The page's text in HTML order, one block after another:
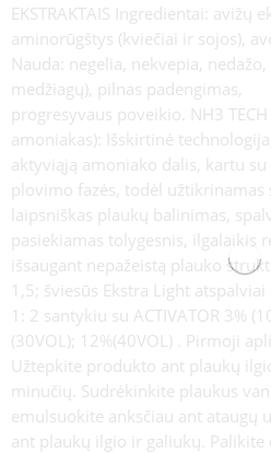
EKSTRAKTAIS Ingredientai: avižų
aminorūgštys (kviečiai ir sojos),
Nauda: negelia, nekvepia,
medžiagų), pilnas padengimas,
progresyvaus poveikio. NH3
amoniakas): Išskirtinė
aktyviąją amoniako dalis, kartu
plovimo fazės, todėl užtikrinamas
laipsniškas plaukų balinimas,
pasiekiamas tolygesnis, ilgalaikis
išsaugant nepažeistą plauko
1,5; šviesūs Ekstra Light atspalviai
1: 2 santykiu su ACTIVATOR 3%
(30VOL); 12%(40VOL) . Pirmoji
Užtepkite produkto ant plaukų
minučių. Sudrėkinkite plaukus
emulsuokite anksčiau ant ataugų
ant plaukų ilgio ir galiukų. Palikite